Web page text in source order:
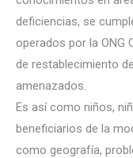
deficiencias, se
operados por la ONG
de restablecimiento
amenazados.
Es así como niños,
beneficiarios de la
como geografía,